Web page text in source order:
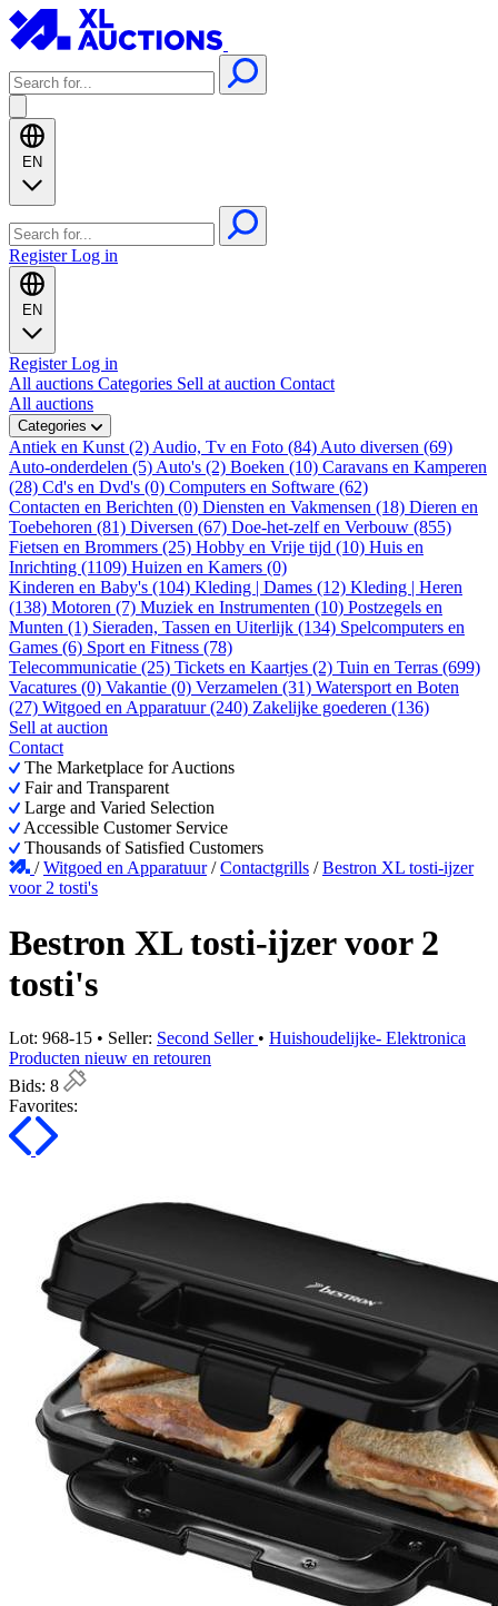
EN
RegisterLog in
EN
RegisterLog in
All auctions Categories Sell at auction Contact
All auctions
Categories
Antiek en Kunst (2) Audio, Tv en Foto (84) Auto diversen (69)
Auto-onderdelen (5) Auto's (2) Boeken (10) Caravans en Kamperen
(28) Cd's en Dvd's (0) Computers en Software (62)
Contacten en Berichten (0) Diensten en Vakmensen (18) Dieren en
Toebehoren (81) Diversen (67) Doe-het-zelf en Verbouw (855)
Fietsen en Brommers (25) Hobby en Vrije tijd (10) Huis en
Inrichting (1109) Huizen en Kamers (0)
Kinderen en Baby's (104) Kleding | Dames (12) Kleding | Heren
(138) Motoren (7) Muziek en Instrumenten (10) Postzegels en
Munten (1) Sieraden, Tassen en Uiterlijk (134) Spelcomputers en
Games (6) Sport en Fitness (78)
Telecommunicatie (25) Tickets en Kaartjes (2) Tuin en Terras (699)
Vacatures (0) Vakantie (0) Verzamelen (31) Watersport en Boten
(27) Witgoed en Apparatuur (240) Zakelijke goederen (136)
Sell at auction
Contact
The Marketplace for Auctions
Fair and Transparent
Large and Varied Selection
Accessible Customer Service
Thousands of Satisfied Customers
/Witgoed en Apparatuur /Contactgrills /Bestron XL tosti-ijzer
voor 2 tosti's
Bestron XL tosti-ijzer voor 2
tosti's
Lot: 968-15 • Seller: Second Seller • Huishoudelijke- Elektronica
Producten nieuw en retouren
Bids: 8
Favorites: